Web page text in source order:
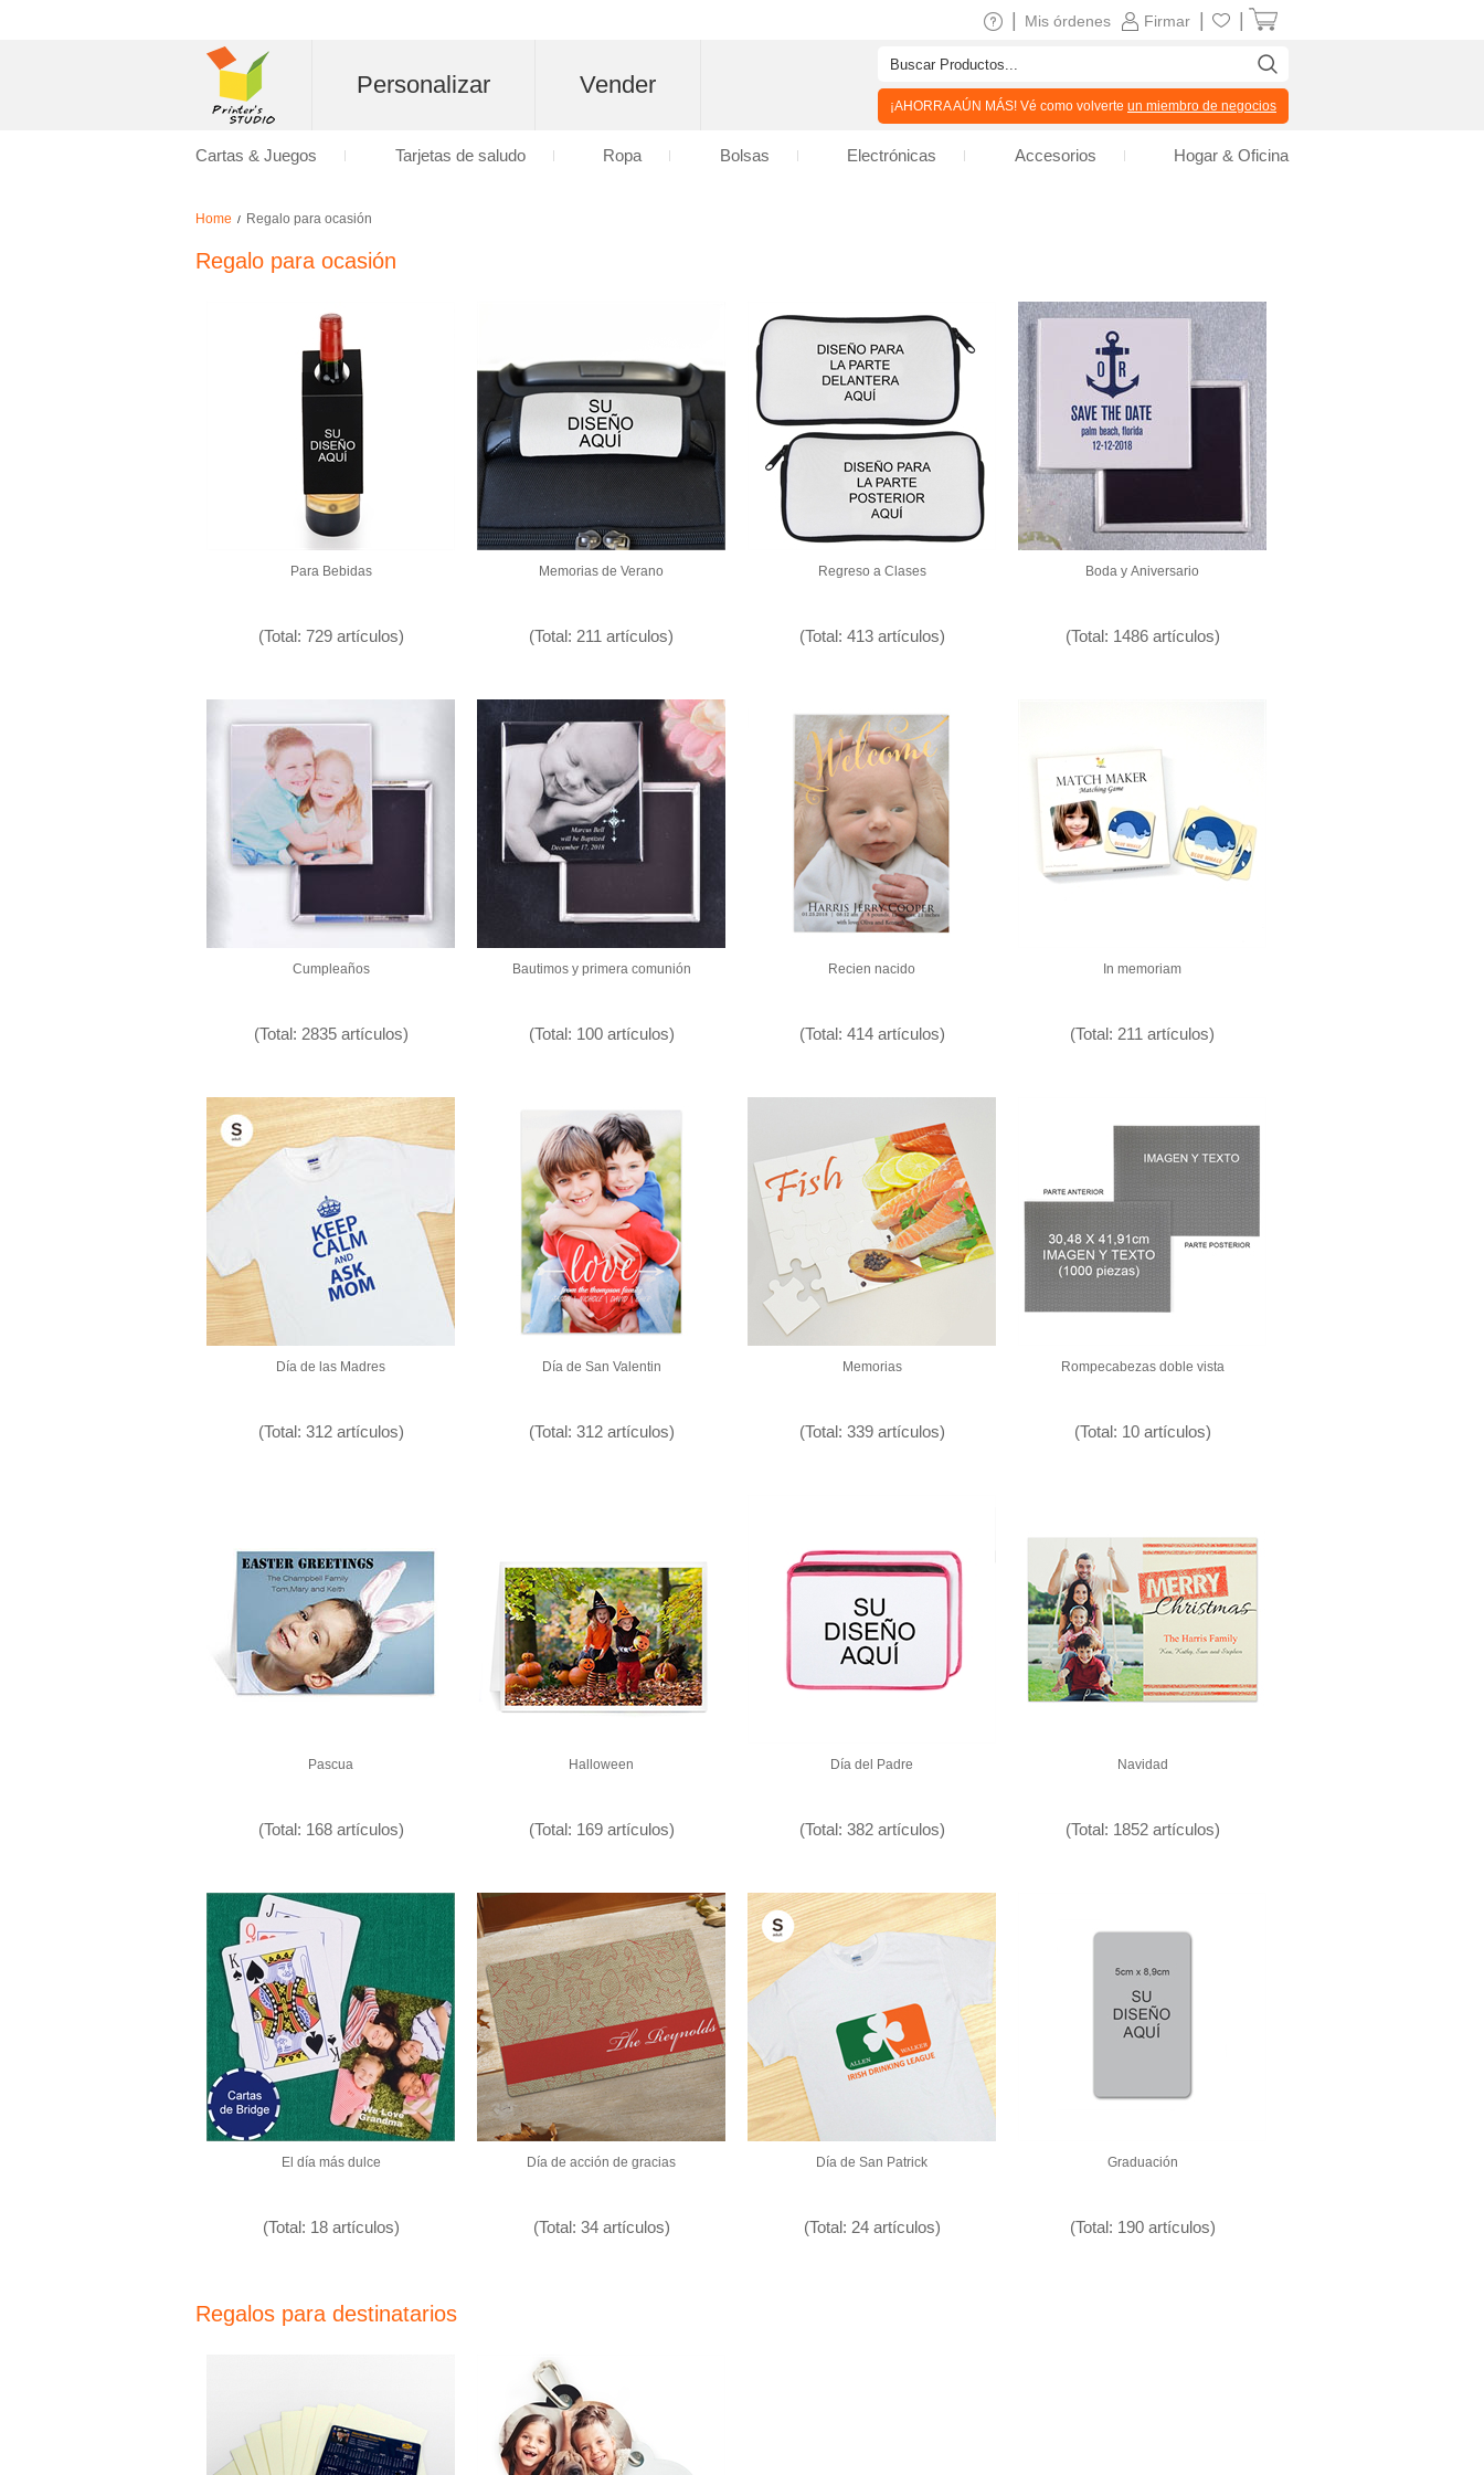
Home / Regalo para ocasión
Regalo para ocasión
Para Bebidas
(Total: 729 artículos)
Memorias de Verano
(Total: 211 artículos)
Regreso a Clases
(Total: 413 artículos)
Boda y Aniversario
(Total: 1486 artículos)
Cumpleaños
(Total: 2835 artículos)
Bautimos y primera comunión
(Total: 100 artículos)
Recien nacido
(Total: 414 artículos)
In memoriam
(Total: 211 artículos)
Día de las Madres
(Total: 312 artículos)
Día de San Valentin
(Total: 312 artículos)
Memorias
(Total: 339 artículos)
Rompecabezas doble vista
(Total: 10 artículos)
Pascua
(Total: 168 artículos)
Halloween
(Total: 169 artículos)
Día del Padre
(Total: 382 artículos)
Navidad
(Total: 1852 artículos)
El día más dulce
(Total: 18 artículos)
Día de acción de gracias
(Total: 34 artículos)
Día de San Patrick
(Total: 24 artículos)
Graduación
(Total: 190 artículos)
Regalos para destinatarios
Firmar
Mis órdenes
Personalizar Vender
¡AHORRA AÚN MÁS! Vé como volverte un miembro de negocios
Cartas & Juegos Tarjetas de saludo Ropa Bolsas Electrónicas Accesorios Hogar & Oficina